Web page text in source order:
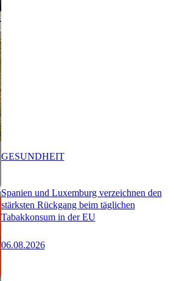
Spanien und Luxemburg verzeichnen den
stärksten Rückgang beim täglichen
Tabakkonsum in der EU
06.08.2026
GESUNDHEIT